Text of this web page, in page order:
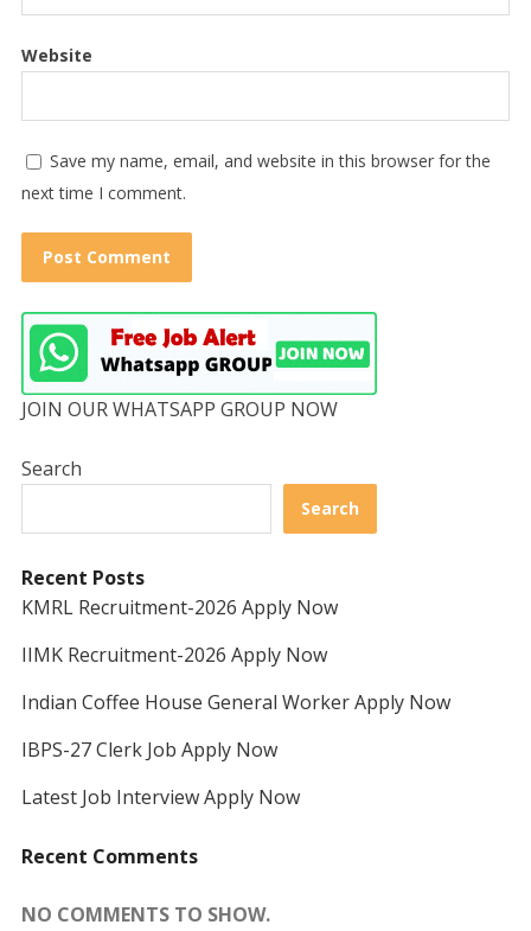
Website
Save my name, email, and website in this browser for the
next time I comment.
JOIN OUR WHATSAPP GROUP NOW
Search
Search
Recent Posts
KMRL Recruitment-2026 Apply Now
IIMK Recruitment-2026 Apply Now
Indian Coffee House General Worker Apply Now
IBPS-27 Clerk Job Apply Now
Latest Job Interview Apply Now
Recent Comments
NO COMMENTS TO SHOW.